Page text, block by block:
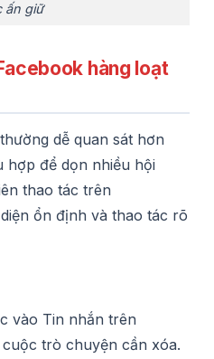
ấn giữ
hàng loạt
dễ quan sát hơn
hợp để dọn nhiều hội
thao tác trên
ổn định và thao tác rõ
vào Tin nhắn trên
trò chuyện cần xóa.